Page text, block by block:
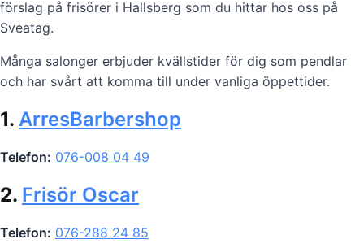
förslag på frisörer i Hallsberg som du hittar hos oss på
Sveatag.
Många salonger erbjuder kvällstider för dig som pendlar
och har svårt att komma till under vanliga öppettider.
1. ArresBarbershop
Telefon: 076-008 04 49
2. Frisör Oscar
Telefon: 076-288 24 85